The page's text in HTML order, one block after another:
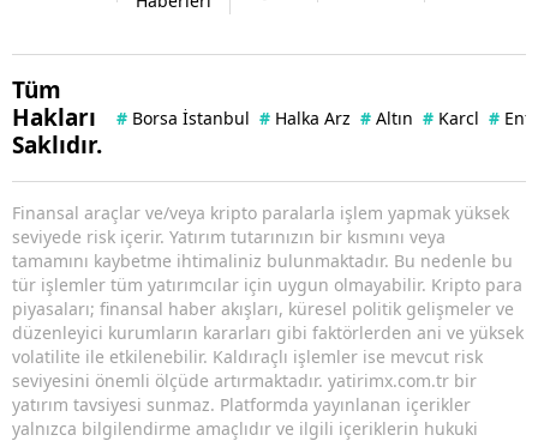
Tüm
Hakları
Saklıdır.
# Borsa İstanbul # Halka Arz # Altın # Karcl #
Finansal araçlar ve/veya kripto paralarla işlem yapmak yüksek
seviyede risk içerir. Yatırım tutarınızın bir kısmını veya
tamamını kaybetme ihtimaliniz bulunmaktadır. Bu nedenle bu
tür işlemler tüm yatırımcılar için uygun olmayabilir. Kripto para
piyasaları; finansal haber akışları, küresel politik gelişmeler ve
düzenleyici kurumların kararları gibi faktörlerden ani ve yüksek
volatilite ile etkilenebilir. Kaldıraçlı işlemler ise mevcut risk
seviyesini önemli ölçüde artırmaktadır. yatirimx.com.tr bir
yatırım tavsiyesi sunmaz. Platformda yayınlanan içerikler
yalnızca bilgilendirme amaçlıdır ve ilgili içeriklerin hukuki